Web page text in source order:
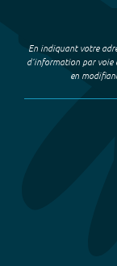
En indiquant votre
d’information par voie
en